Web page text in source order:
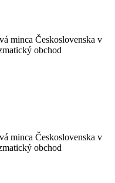
minca Československa v
obchod
minca Československa v
obchod